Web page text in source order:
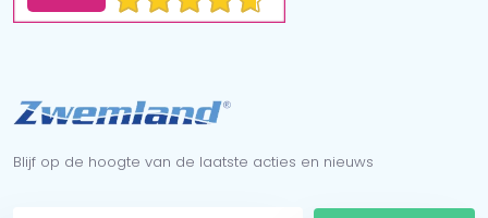
Blijf op de hoogte van de laatste acties en nieuws